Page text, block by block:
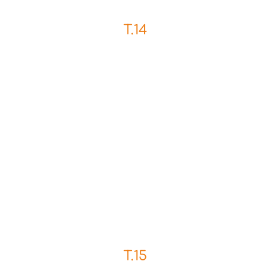
T.14
T.15